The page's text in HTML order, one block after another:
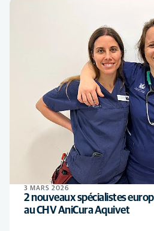
3 MARS 2026
2 nouveaux spécialistes
au CHV AniCura Aquivet